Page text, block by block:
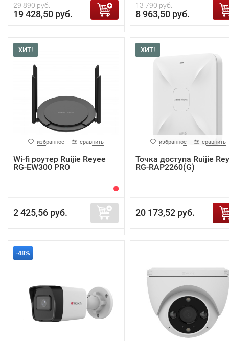
29 890 руб.
19 428,50 руб.
13 790 руб.
8 963,50 руб.
ХИТ!
избранное сравнить
Wi-fi роутер Ruijie Reyee
RG-EW300 PRO
2 425,56 руб.
ХИТ!
избранное сравнить
Точка доступа Ruijie
RG-RAP2260(G)
20 173,52 руб.
-48%